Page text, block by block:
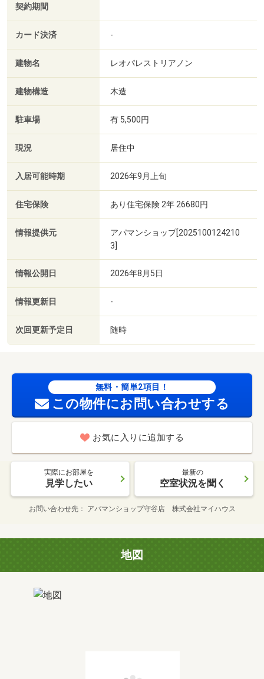
契約期間
カード決済 -
建物名 レオパレストリアノン
建物構造 木造
駐車場 有 5,500円
現況 居住中
入居可能時期 2026年9月上旬
住宅保険 あり住宅保険 2年 26680円
情報提供元
アパマンショップ[2025100124210
3]
情報公開日 2026年8月5日
情報更新日 -
次回更新予定日 随時
無料・簡単2項目！
この物件にお問い合わせする
お気に入りに追加する
実際にお部屋を
見学したい
最新の
空室状況を聞く
お問い合わせ先 アパマンショップ守谷店 株式会社マイハウス
地図